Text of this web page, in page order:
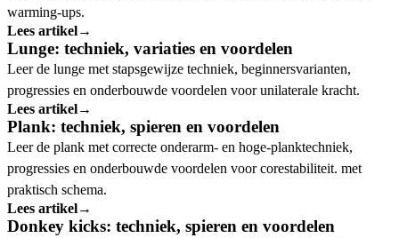
warming-ups.
Lees artikel→
Lunge: techniek, variaties en voordelen
Leer de lunge met stapsgewijze techniek, beginnersvarianten,
progressies en onderbouwde voordelen voor unilaterale kracht.
Lees artikel→
Plank: techniek, spieren en voordelen
Leer de plank met correcte onderarm- en hoge-planktechniek,
progressies en onderbouwde voordelen voor corestabiliteit. met
praktisch schema.
Lees artikel→
Donkey kicks: techniek, spieren en voordelen